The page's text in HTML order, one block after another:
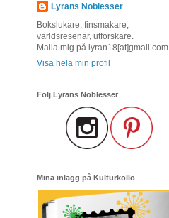
Lyrans Noblesser
Bokslukare, finsmakare,
världsresenär, utforskare.
Maila mig på lyran18[at]gmail.com
Visa hela min profil
Följ Lyrans Noblesser
Mina inlägg på Kulturkollo